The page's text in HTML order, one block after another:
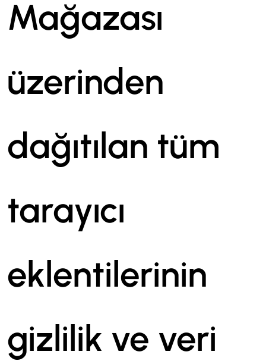
Mağazası
üzerinden
dağıtılan tüm
tarayıcı
eklentilerinin
gizlilik ve veri